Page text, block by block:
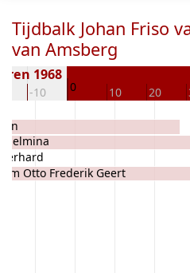
Tijdbalk Johan Friso
van Amsberg
-10 0 10 20
1968
van Lippe-
Otto Frederik Geert